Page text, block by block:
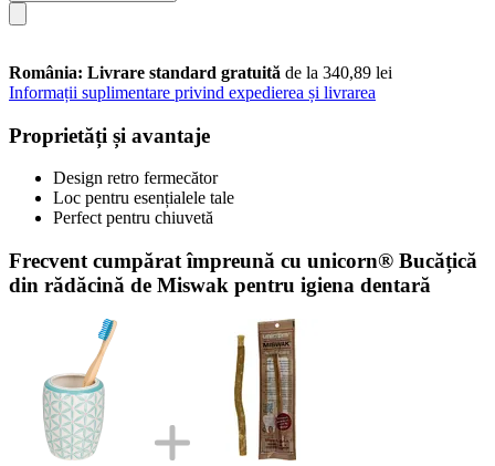
România: Livrare standard gratuită de la 340,89 lei
Informații suplimentare privind expedierea și livrarea
Proprietăți și avantaje
Design retro fermecător
Loc pentru esențialele tale
Perfect pentru chiuvetă
Frecvent cumpărat împreună cu unicorn® Bucățică
din rădăcină de Miswak pentru igiena dentară